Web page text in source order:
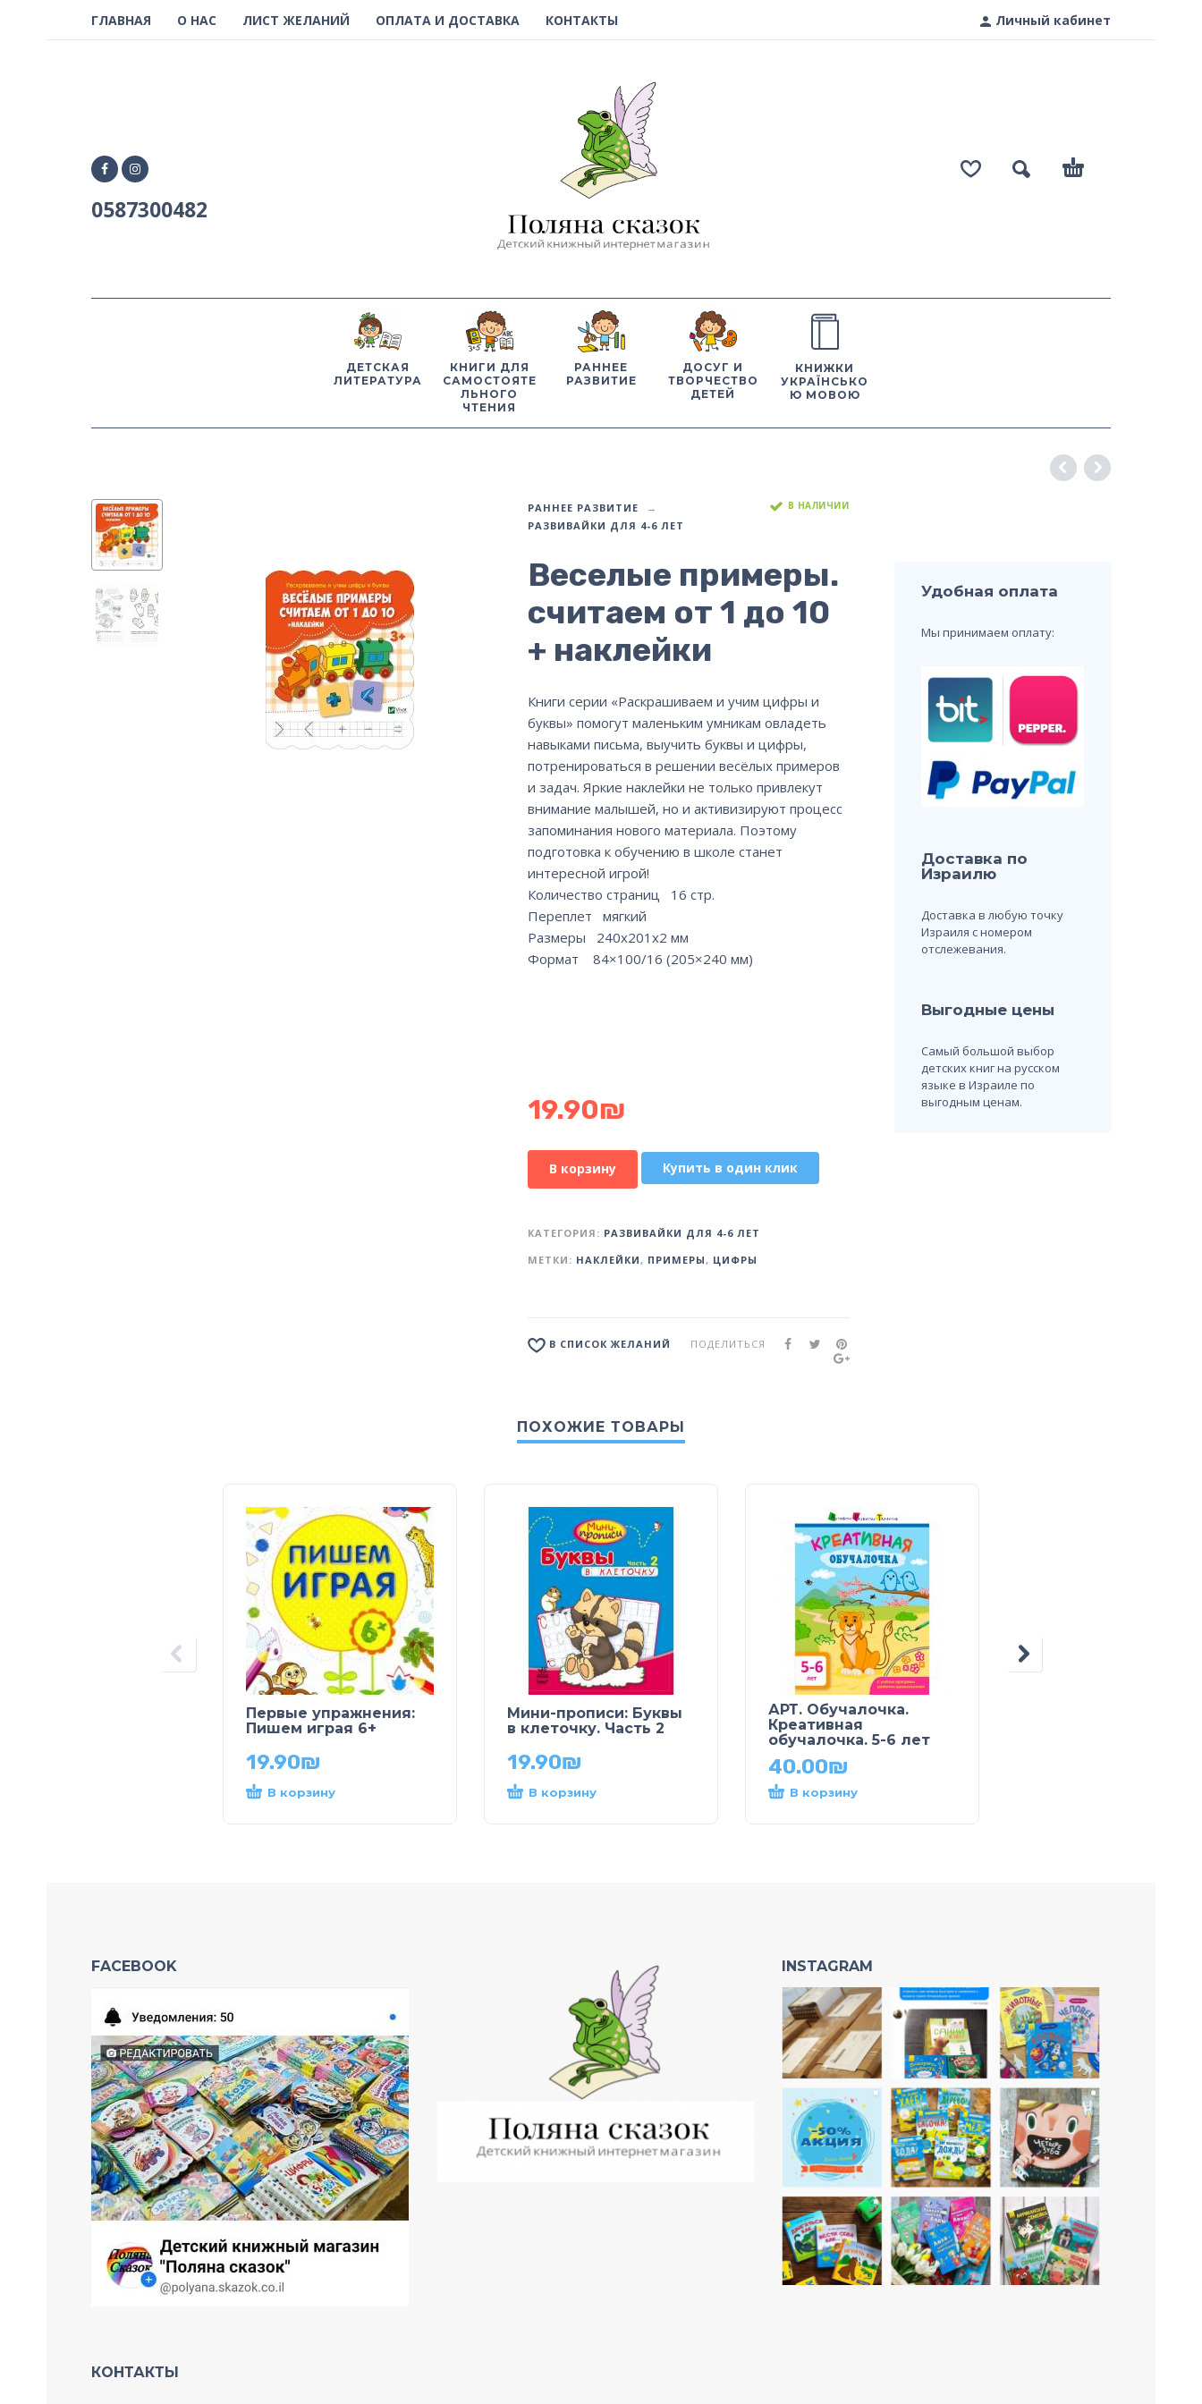
Личный кабинет
ГЛАВНАЯ О НАС ЛИСТ ЖЕЛАНИЙ ОПЛАТА И ДОСТАВКА КОНТАКТЫ
0587300482
ДЕТСКАЯ
ЛИТЕРАТУРА
КНИГИ ДЛЯ
САМОСТОЯТЕ
ЛЬНОГО
ЧТЕНИЯ
РАННЕЕ
РАЗВИТИЕ
ДОСУГ И
ТВОРЧЕСТВО
ДЕТЕЙ
КНИЖКИ
УКРАЇНСЬКО
Ю МОВОЮ
РАННЕЕ РАЗВИТИЕ
РАЗВИВАЙКИ ДЛЯ 4-6 ЛЕТ
В НАЛИЧИИ
Веселые примеры.
считаем от 1 до 10
+ наклейки
Книги серии «Раскрашиваем и учим цифры и
буквы» помогут маленьким умникам овладеть
навыками письма, выучить буквы и цифры,
потренироваться в решении весёлых примеров
и задач. Яркие наклейки не только привлекут
внимание малышей, но и активизируют процесс
запоминания нового материала. Поэтому
подготовка к обучению в школе станет
интересной игрой!
Количество страниц 16 стр.
Переплет мягкий
Размеры 240x201x2 мм
Формат 84×100/16 (205×240 мм)
19.90₪
В корзину Купить в один клик
КАТЕГОРИЯ: РАЗВИВАЙКИ ДЛЯ 4-6 ЛЕТ
МЕТКИ: НАКЛЕЙКИ , ПРИМЕРЫ , ЦИФРЫ
В СПИСОК ЖЕЛАНИЙ ПОДЕЛИТЬСЯ
Удобная оплата
Мы принимаем оплату:
Доставка по
Израилю
Доставка в любую точку
Израиля с номером
отслежевания.
Выгодные цены
Самый большой выбор
детских книг на русском
языке в Израиле по
выгодным ценам.
ПОХОЖИЕ ТОВАРЫ
Первые упражнения:
Пишем играя 6+
19.90₪
В корзину
Мини-прописи: Буквы
в клеточку. Часть 2
19.90₪
В корзину
АРТ. Обучалочка.
Креативная
обучалочка. 5-6 лет
40.00₪
В корзину
FACEBOOK INSTAGRAM
КОНТАКТЫ